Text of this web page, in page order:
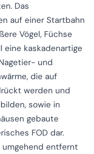
Das
auf einer Startbahn
Vögel, Füchse
eine kaskadenartige
und
die auf
werden und
sowie in
gebaute
FOD dar.
entfernt